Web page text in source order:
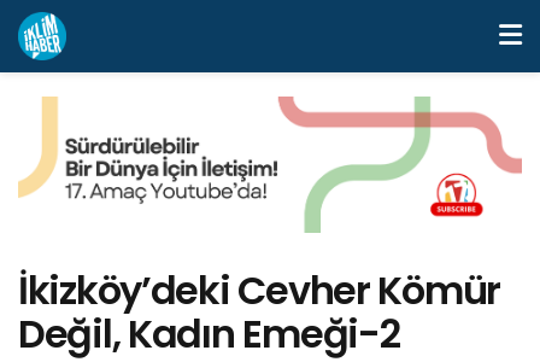
İkizköy’deki Cevher Kömür
Değil, Kadın Emeği-2